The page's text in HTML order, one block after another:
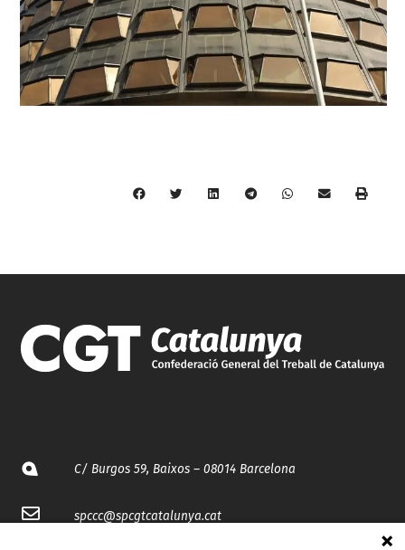
C/ Burgos 59, Baixos – 08014 Barcelona
spccc@spcgtcatalunya.cat